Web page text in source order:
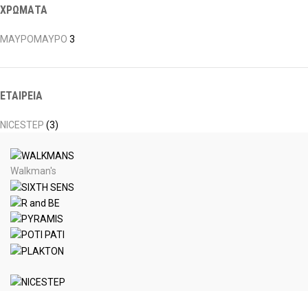
ΧΡΩΜΑΤΑ
ΜΑΥΡΟΜΑΥΡΟ 3
ΕΤΑΙΡΕΙΑ
NICESTEP (3)
Walkman's